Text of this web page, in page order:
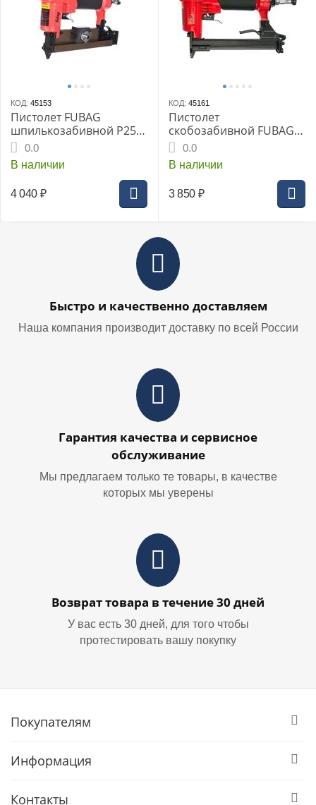
КОД: 45153
Пистолет FUBAG
шпилькозабивной P25,
длина шпильки 10-25 мм
0.0
В наличии
4 040 ₽
КОД: 45161
Пистолет
скобозабивной FUBAG
S1216, длина скобы 6-16
мм, 100 шт
0.0
В наличии
3 850 ₽
Быстро и качественно доставляем
Наша компания производит доставку по всей России
Гарантия качества и сервисное
обслуживание
Мы предлагаем только те товары, в качестве
которых мы уверены
Возврат товара в течение 30 дней
У вас есть 30 дней, для того чтобы
протестировать вашу покупку
Покупателям
Информация
Контакты